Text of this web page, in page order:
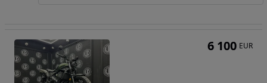
6 100 EUR